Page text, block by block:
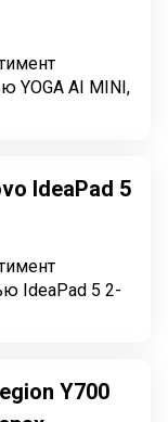
YOGA AI MINI,
IdeaPad 5
IdeaPad 5 2-
Y700